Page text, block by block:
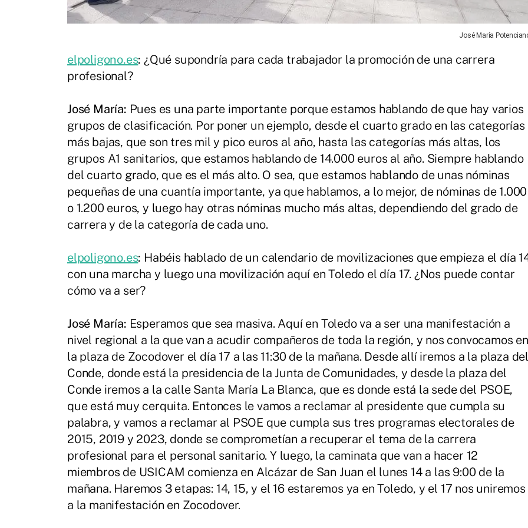
José María
elpoligono.es: ¿Qué supondría para cada trabajador la promoción de una carrera
profesional?
José María: Pues es una parte importante porque estamos hablando de que hay varios
grupos de clasificación. Por poner un ejemplo, desde el cuarto grado en las categorías
más bajas, que son tres mil y pico euros al año, hasta las categorías más altas, los
grupos A1 sanitarios, que estamos hablando de 14.000 euros al año. Siempre hablando
del cuarto grado, que es el más alto. O sea, que estamos hablando de unas nóminas
pequeñas de una cuantía importante, ya que hablamos, a lo mejor, de nóminas de 1.000
o 1.200 euros, y luego hay otras nóminas mucho más altas, dependiendo del grado de
carrera y de la categoría de cada uno.
elpoligono.es: Habéis hablado de un calendario de movilizaciones que empieza el día
con una marcha y luego una movilización aquí en Toledo el día 17. ¿Nos puede contar
cómo va a ser?
José María: Esperamos que sea masiva. Aquí en Toledo va a ser una manifestación a
nivel regional a la que van a acudir compañeros de toda la región, y nos convocamos en
la plaza de Zocodover el día 17 a las 11:30 de la mañana. Desde allí iremos a la plaza del
Conde, donde está la presidencia de la Junta de Comunidades, y desde la plaza del
Conde iremos a la calle Santa María La Blanca, que es donde está la sede del PSOE,
que está muy cerquita. Entonces le vamos a reclamar al presidente que cumpla su
palabra, y vamos a reclamar al PSOE que cumpla sus tres programas electorales de
2015, 2019 y 2023, donde se comprometían a recuperar el tema de la carrera
profesional para el personal sanitario. Y luego, la caminata que van a hacer 12
miembros de USICAM comienza en Alcázar de San Juan el lunes 14 a las 9:00 de la
mañana. Haremos 3 etapas: 14, 15, y el 16 estaremos ya en Toledo, y el 17 nos uniremos
a la manifestación en Zocodover.